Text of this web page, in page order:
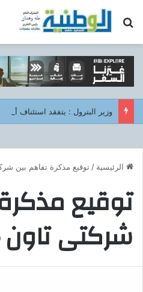
بحث عن
الرئيسية /توقيع مذكرة تفاهم بين
توقيع
شركتى